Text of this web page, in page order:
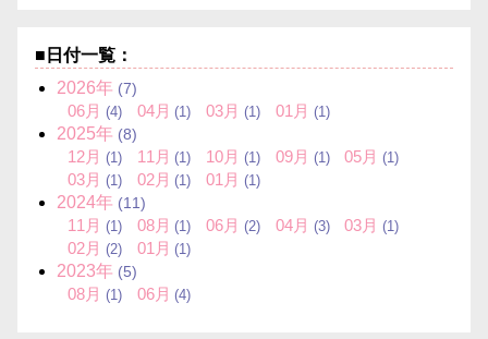
■日付一覧：
2026年 (7)
06月 (4) 04月 (1) 03月 (1) 01月 (1)
2025年 (8)
12月 (1) 11月 (1) 10月 (1) 09月 (1) 05月 (1)
03月 (1) 02月 (1) 01月 (1)
2024年 (11)
11月 (1) 08月 (1) 06月 (2) 04月 (3) 03月 (1)
02月 (2) 01月 (1)
2023年 (5)
08月 (1) 06月 (4)